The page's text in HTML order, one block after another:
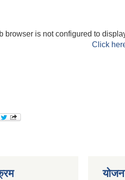
browser is not configured to
Click